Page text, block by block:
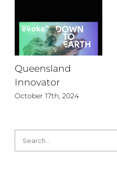
Queensland
Innovator
October 17th, 2024
Search
for: